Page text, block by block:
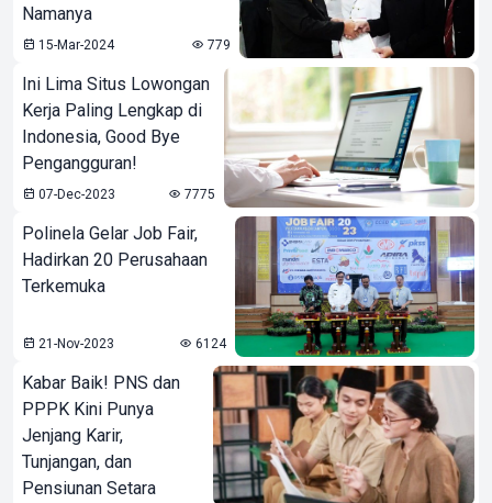
Namanya
15-Mar-2024 779
Ini Lima Situs Lowongan
Kerja Paling Lengkap di
Indonesia, Good Bye
Pengangguran!
07-Dec-2023 7775
Polinela Gelar Job Fair,
Hadirkan 20 Perusahaan
Terkemuka
21-Nov-2023 6124
Kabar Baik! PNS dan
PPPK Kini Punya
Jenjang Karir,
Tunjangan, dan
Pensiunan Setara